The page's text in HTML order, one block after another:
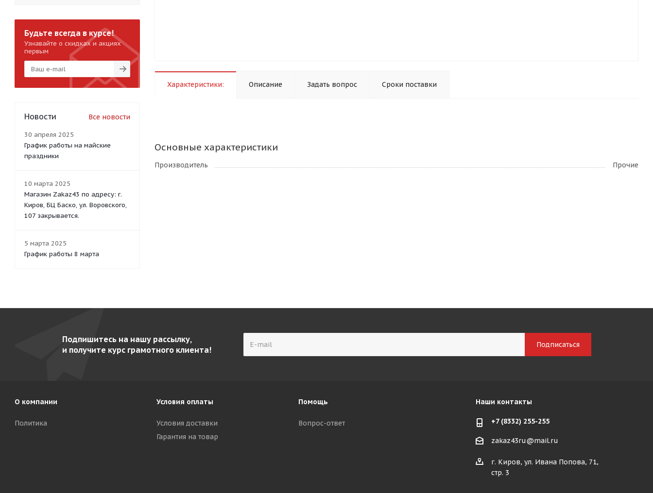
Характеристики: Описание Задать вопрос Сроки поставки
Основные характеристики
Производитель Прочие
Будьте всегда в курсе!
Узнавайте о скидках и акциях
первым
Новости Все новости
30 апреля 2025
График работы на майские
праздники
10 марта 2025
Магазин Zakaz43 по адресу: г.
Киров, БЦ Баско, ул. Воровского,
107 закрывается.
5 марта 2025
График работы 8 марта
Подпишитесь на нашу рассылку,
и получите курс грамотного клиента!
О компании
Политика
Условия оплаты
Условия доставки
Гарантия на товар
Помощь
Вопрос-ответ
Наши контакты
+7 (8332) 255-255
zakaz43ru@mail.ru
г. Киров, ул. Ивана Попова, 71,
стр. 3